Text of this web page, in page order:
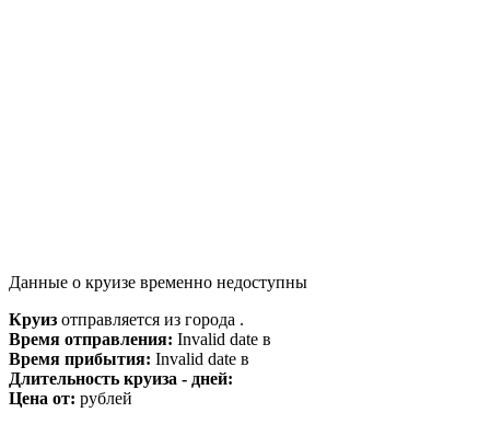
Данные о круизе временно недоступны
Круиз отправляется из города .
Время отправления: Invalid date в
Время прибытия: Invalid date в
Длительность круиза - дней:
Цена от: рублей